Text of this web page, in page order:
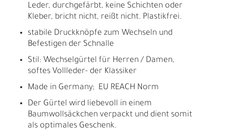
Leder, durchgefärbt, keine Schichten oder
Kleber, bricht nicht, reißt nicht. Plastikfrei.
stabile Druckknöpfe zum Wechseln und
Befestigen der Schnalle
Stil: Wechselgürtel für Herren / Damen,
softes Vollleder- der Klassiker
Made in Germany; EU REACH Norm
Der Gürtel wird liebevoll in einem
Baumwollsäckchen verpackt und dient somit
als optimales Geschenk.